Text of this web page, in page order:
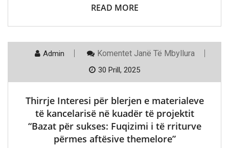
READ MORE
Admin Komentet Te
Interesi
Blerjen
Materialeve
Të
Kancelarisë
Në
Kuadër
Të
Janë Të Mbyllura
30 Prill, 2025
Thirrje Interesi për blerjen e materialeve
të kancelarisë në kuadër të projektit
“Bazat për sukses: Fuqizimi i të rriturve
përmes aftësive themelore”